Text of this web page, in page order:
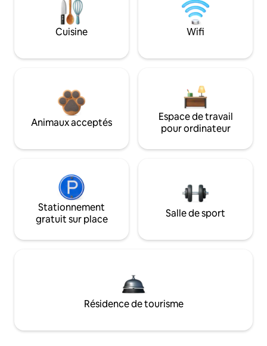
Cuisine Wifi
Animaux acceptés
Espace de travail
pour ordinateur
Stationnement
gratuit sur place
Salle de sport
Résidence de tourisme